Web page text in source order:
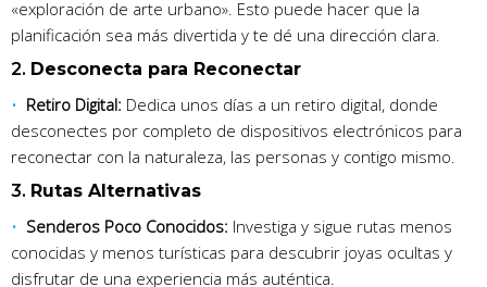
«exploración de arte urbano». Esto puede hacer que la
planificación sea más divertida y te dé una dirección clara.
2. Desconecta para Reconectar
Retiro Digital: Dedica unos días a un retiro digital, donde
desconectes por completo de dispositivos electrónicos para
reconectar con la naturaleza, las personas y contigo mismo.
3. Rutas Alternativas
Senderos Poco Conocidos: Investiga y sigue rutas menos
conocidas y menos turísticas para descubrir joyas ocultas y
disfrutar de una experiencia más auténtica.